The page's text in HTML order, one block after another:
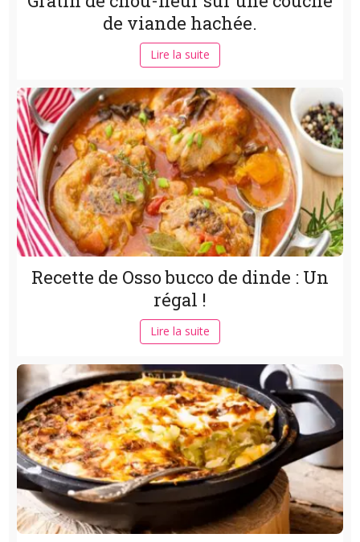
de viande hachée.
Lire la suite
Recette de Osso bucco de dinde : Un
régal !
Lire la suite